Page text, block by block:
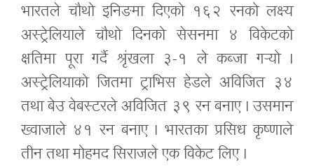
भारतले चौथो इनिङमा दिएको १६२ रनको लक्ष्य
अस्ट्रेलियाले चौथो दिनको सेसनमा ४ विकेटको
क्षतिमा पूरा गर्दै श्रृंखला ३-१ ले कब्जा गर्‍यो ।
अस्ट्रेलियाको जितमा ट्राभिस हेडले अविजित ३४
तथा बेउ वेबस्टरले अविजित ३९ रन बनाए । उसमान
ख्वाजाले ४१ रन बनाए । भारतका प्रसिध कृष्णाले
तीन तथा मोहमद सिराजले एक विकेट लिए ।